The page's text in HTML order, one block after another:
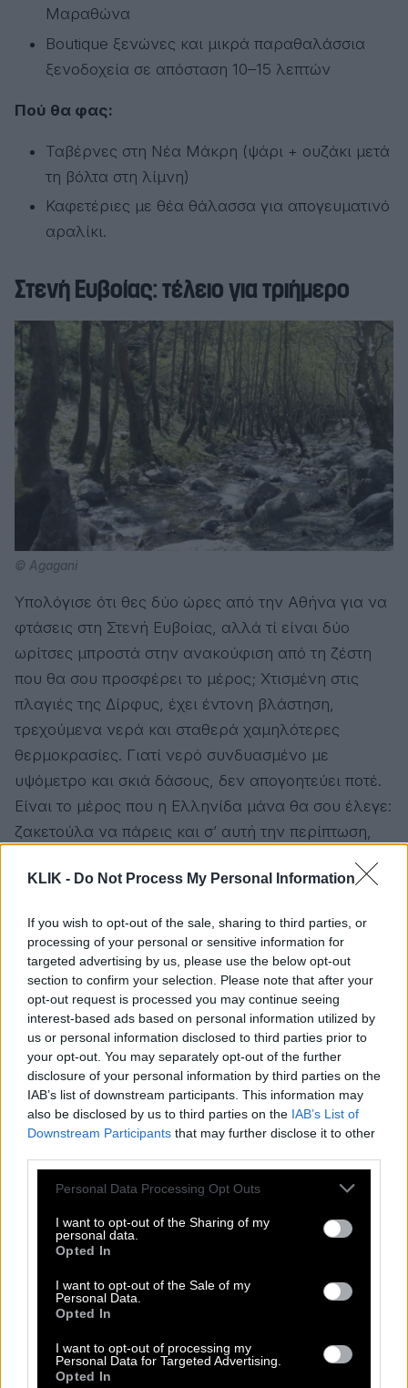
KLIK - Do Not Process My Personal Information
If you wish to opt-out of the sale, sharing to third parties, or
processing of your personal or sensitive information for
targeted advertising by us, please use the below opt-out
section to confirm your selection. Please note that after your
opt-out request is processed you may continue seeing
interest-based ads based on personal information utilized by
us or personal information disclosed to third parties prior to
your opt-out. You may separately opt-out of the further
disclosure of your personal information by third parties on the
IAB’s list of downstream participants. This information may
also be disclosed by us to third parties on the IAB’s List of
Downstream Participants that may further disclose it to other
Please note that this website/app uses one or more Google
not limited to your visit or usage behaviour. You may click to
grant or deny consent to Google and its third-party tags to
use your data for below specified purposes in below Google
consent section.
Personal Data Processing Opt Outs
I want to opt-out of the Sharing of my
personal data.
Opted In
I want to opt-out of the Sale of my
Personal Data.
Opted In
I want to opt-out of processing my
Personal Data for Targeted Advertising.
Opted In
Μαραθώνα
Boutique ξενώνες και μικρά παραθαλάσσια
ξενοδοχεία σε απόσταση 10–15 λεπτών
Πού θα φας:
Ταβέρνες στη Νέα Μάκρη (ψάρι + ουζάκι μετά
τη βόλτα στη λίμνη)
Καφετέριες με θέα θάλασσα για απογευματινό
αραλίκι.
Στενή Ευβοίας: τέλειο για τριήμερο
© Agagani
Υπολόγισε ότι θες δύο ώρες από την Αθήνα για να
φτάσεις στη Στενή Ευβοίας, αλλά τί είναι δύο
ωρίτσες μπροστά στην ανακούφιση από τη ζέστη
που θα σου προσφέρει το μέρος; Χτισμένη στις
πλαγιές της Δίρφυς, έχει έντονη βλάστηση,
τρεχούμενα νερά και σταθερά χαμηλότερες
θερμοκρασίες. Γιατί νερό συνδυασμένο με
υψόμετρο και σκιά δάσους, δεν απογοητεύει ποτέ.
Είναι το μέρος που η Ελληνίδα μάνα θα σου έλεγε:
ζακετούλα να πάρεις και σ’ αυτή την περίπτωση,
Παραδοσιακοί ξενώνες μέσα στο χωριό
Μικροί ξενώνες στη γύρω περιοχή για πιο
ήσυχη εμπειρία
Πού θα φας:
Ταβέρνες στη Στενή με σήμα κατατεθέν το
ντόπιο κρέας (αρνί, κοντοσούβλι)
Πολλές επιλογές κάτω από τα πλατάνια με
τρεχούμενα νερά
Σέττα Ευβοίας: η μικρή Ελβετία της
Στερεάς Ελλάδας